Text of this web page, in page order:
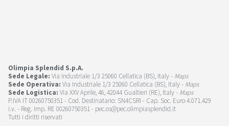
Olimpia Splendid S.p.A.
Sede Legale: Via Industriale 1/3 25060 Cellatica (BS), Italy - Maps
Sede Operativa: Via Industriale 1/3 25060 Cellatica (BS), Italy - Maps
Sede Logistica: Via XXV Aprile, 46, 42044 Gualtieri (RE), Italy - Maps
P.IVA IT 00260750351 - Cod. Destinatario: SN4CSRI - Cap. Soc. Euro 4.071.429
i.v. - Reg. Imp. RE 00260750351 - pec.os@pec.olimpiasplendid.it
Tutti i diritti riservati